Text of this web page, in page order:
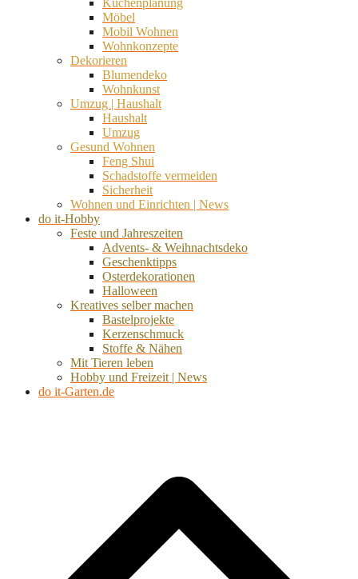
Möbel
Mobil Wohnen
Wohnkonzepte
Dekorieren
Blumendeko
Wohnkunst
Umzug | Haushalt
Haushalt
Umzug
Gesund Wohnen
Feng Shui
Schadstoffe vermeiden
Sicherheit
Wohnen und Einrichten | News
do it-Hobby
Feste und Jahreszeiten
Advents- & Weihnachtsdeko
Geschenktipps
Osterdekorationen
Halloween
Kreatives selber machen
Bastelprojekte
Kerzenschmuck
Stoffe & Nähen
Mit Tieren leben
Hobby und Freizeit | News
do it-Garten.de